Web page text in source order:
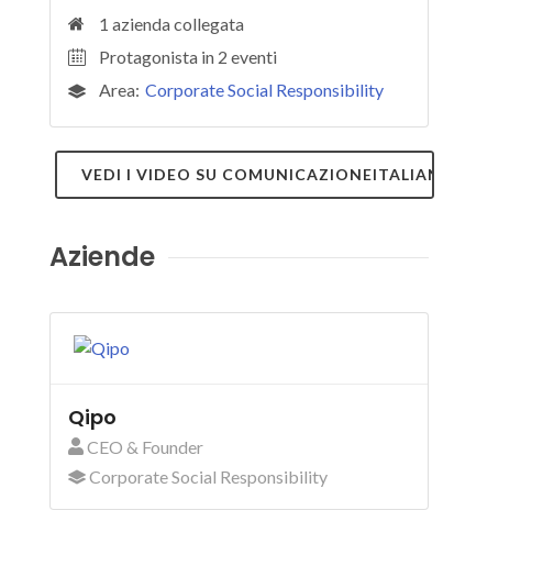
1 azienda collegata
Protagonista in 2 eventi
Area: Corporate Social Responsibility
VEDI I VIDEO SU COMUNICAZIONEITALIANA.TV
Aziende
Qipo
CEO & Founder
Corporate Social Responsibility